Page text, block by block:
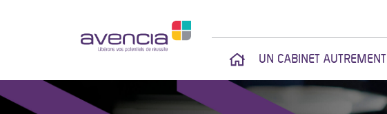
UN CABINET AUTREMENT